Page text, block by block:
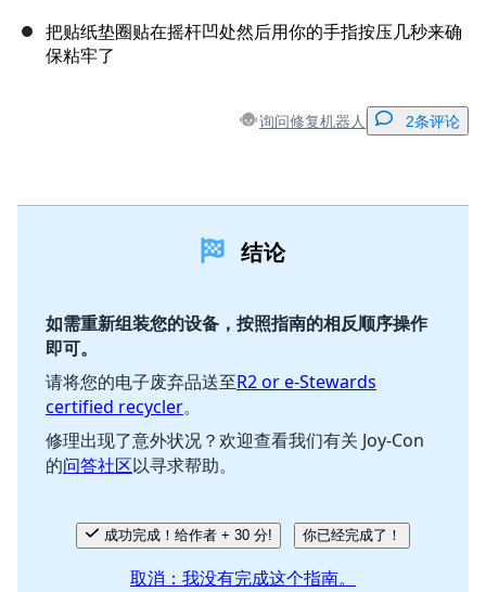
把贴纸垫圈贴在摇杆凹处然后用你的手指按压几秒来确
保粘牢了
询问修复机器人 2条评论
结论
如需重新组装您的设备，按照指南的相反顺序操作
即可。
请将您的电子废弃品送至R2 or e-Stewards
certified recycler。
修理出现了意外状况？欢迎查看我们有关 Joy-Con
的问答社区以寻求帮助。
成功完成！给作者 + 30 分! 你已经完成了！
取消：我没有完成这个指南。